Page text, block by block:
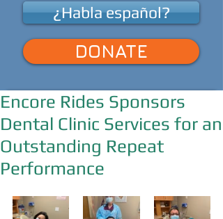
¿Habla español?
DONATE
Encore Rides Sponsors
Dental Clinic Services for an
Outstanding Repeat
Performance